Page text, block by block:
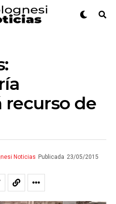
recurso de
Noticias Publicada 23/05/2015